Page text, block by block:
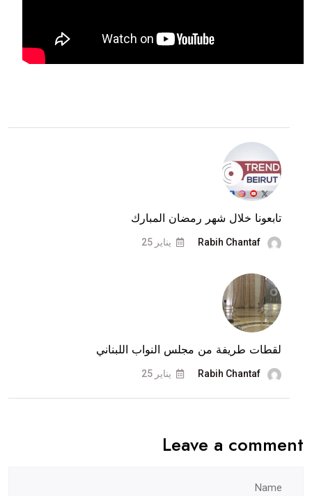
تابعونا خلال شهر رمضان المبارك
Rabih Chantaf يناير 25
لقطات طريفة من مجلس النواب اللبناني
Rabih Chantaf يناير 25
Leave a comment